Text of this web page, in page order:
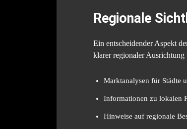
Regionale
Ein entscheidender Aspekt
klarer regionaler
Marktanalysen für Städte
Informationen zu lokalen
Hinweise auf regionale